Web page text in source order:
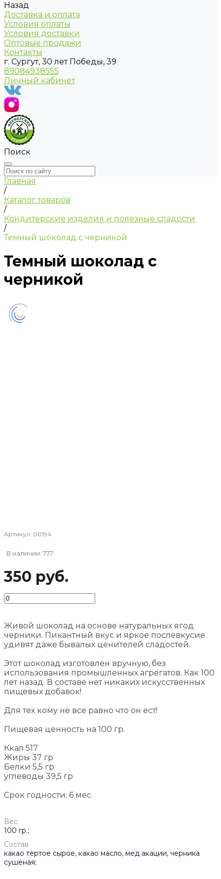
Назад
Доставка и оплата
Условия оплаты
Условия доставки
Оптовые продажи
Контакты
г. Сургут, 30 лет Победы, 39
89084938555
Личный кабинет
Поиск
Главная
/
Каталог товаров
/
Кондитерские изделия и полезные сладости
/
Темный шоколад с черникой
Темный шоколад с
черникой
Артикул: 00194
В наличии: 777
350 руб.
Живой шоколад на основе натуральных ягод
черники. Пикантный вкус и яркое послевкусие
удивят даже бывалых ценителей сладостей.
Этот шоколад изготовлен вручную, без
использования промышленных агрегатов. Как 100
лет назад. В составе нет никаких искусственных
пищевых добавок!
Для тех кому не все равно что он ест!
Пищевая ценность на 100 гр.
Ккал 517
Жиры 37 гр
Белки 5,5 гр
углеводы 39,5 гр
Срок годности: 6 мес
Вес
100 гр.;
Состав
какао тертое сырое, какао масло, мед акации, черника
сушеная;